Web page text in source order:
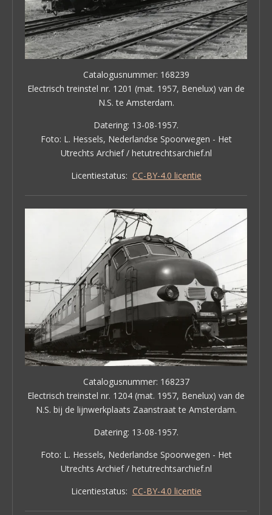
Catalogusnummer: 168239
Electrisch treinstel nr. 1201 (mat. 1957, Benelux) van de
N.S. te Amsterdam.
Datering: 13-08-1957.
Foto: L. Hessels, Nederlandse Spoorwegen - Het
Utrechts Archief / hetutrechtsarchief.nl
Licentiestatus: CC-BY-4.0 licentie
Catalogusnummer: 168237
Electrisch treinstel nr. 1204 (mat. 1957, Benelux) van de
N.S. bij de lijnwerkplaats Zaanstraat te Amsterdam.
Datering: 13-08-1957.
Foto: L. Hessels, Nederlandse Spoorwegen - Het
Utrechts Archief / hetutrechtsarchief.nl
Licentiestatus: CC-BY-4.0 licentie